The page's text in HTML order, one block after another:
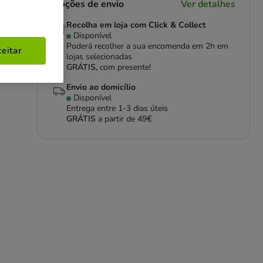
Opções de envio Ver detalhes
Recolha em loja com Click & Collect
Disponível
Poderá recolher a sua encomenda em 2h em
lojas selecionadas
GRÁTIS,com presente!
Envio ao domicílio
Disponível
Entrega entre 1-3 dias úteis
GRÁTIS a partir de 49€